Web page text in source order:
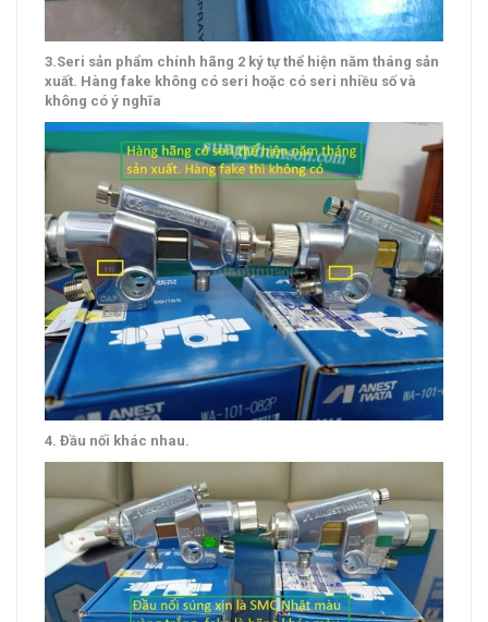
3.Seri sản phẩm chính hãng 2 ký tự thể hiện năm tháng sản
xuất. Hàng fake không có seri hoặc có seri nhiều số và
không có ý nghĩa
4. Đầu nối khác nhau.